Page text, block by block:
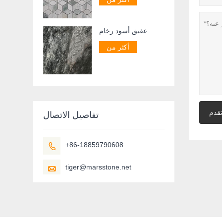
تقدم
عقيق أسود رخام
أكثر من
تفاصيل الاتصال
 +86-18859790608
 tiger@marsstone.net